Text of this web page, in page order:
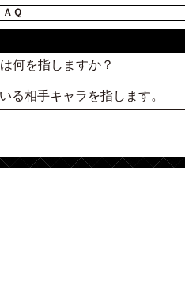
Ｑ
何を指しますか？
る相手キャラを指します。